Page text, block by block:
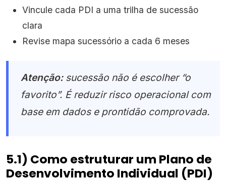
Vincule cada PDI a uma trilha de sucessão
clara
Revise mapa sucessório a cada 6 meses
Atenção:sucessão não é escolher “o
favorito”. É reduzir risco operacional com
base em dados e prontidão comprovada.
5.1) Como estruturar um Plano de
Desenvolvimento Individual (PDI)